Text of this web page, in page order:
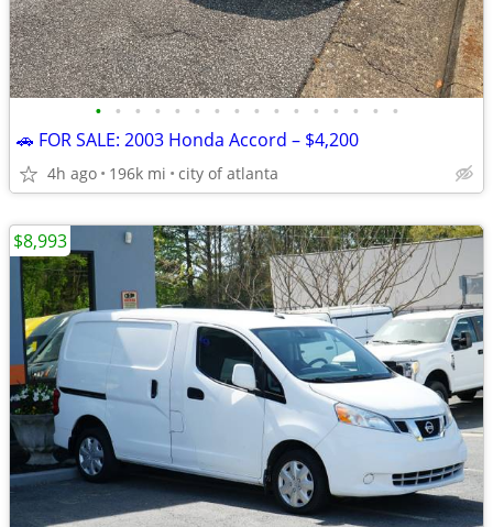
• • • • • • • • • • • • • • • •
🚗 FOR SALE: 2003 Honda Accord – $4,200
4h ago 196k mi city of atlanta
$8,993